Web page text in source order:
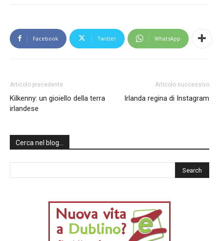
Facebook Twitter WhatsApp
Articolo precedente
Kilkenny: un gioiello della terra
irlandese
Articolo successivo
Irlanda regina di Instagram
Cerca nel blog…